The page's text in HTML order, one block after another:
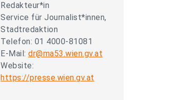
Redakteur*in
Service für Journalist*innen,
Stadtredaktion
Telefon: 01 4000-81081
E-Mail: dr@ma53.wien.gv.at
Website:
https://presse.wien.gv.at